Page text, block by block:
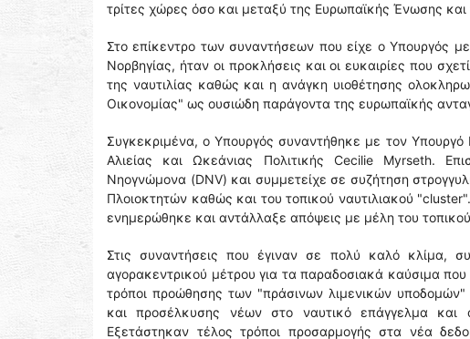
τρίτες χώρες όσο και μεταξύ της Ευρωπαϊκής Ένωσης και
Στο επίκεντρο των συναντήσεων που είχε ο Υπουργός
Νορβηγίας, ήταν οι προκλήσεις και οι ευκαιρίες που
της ναυτιλίας καθώς και η ανάγκη υιοθέτησης
Οικονομίας" ως ουσιώδη παράγοντα της ευρωπαϊκής
Συγκεκριμένα, ο Υπουργός συναντήθηκε με τον
Αλιείας και Ωκεάνιας Πολιτικής Cecilie Myrseth.
Νηογνώμονα (DNV) και συμμετείχε σε συζήτηση
Πλοιοκτητών καθώς και του τοπικού ναυτιλιακού
ενημερώθηκε και αντάλλαξε απόψεις με μέλη του
Στις συναντήσεις που έγιναν σε πολύ καλό κλίμα,
αγορακεντρικού μέτρου για τα παραδοσιακά καύσιμα
τρόποι προώθησης των "πράσινων λιμενικών
και προσέλκυσης νέων στο ναυτικό επάγγελμα και
Εξετάστηκαν τέλος τρόποι προσαρμογής στα νέα